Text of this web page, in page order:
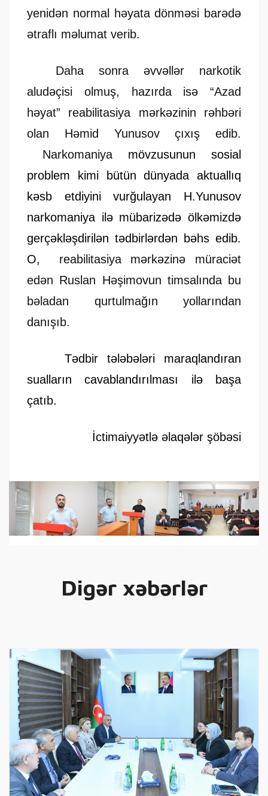
yenidən normal həyata dönməsi barədə
ətraflı məlumat verib.
Daha sonra əvvəllər narkotik
aludəçisi olmuş, hazırda isə “Azad
həyat” reabilitasiya mərkəzinin rəhbəri
olan Həmid Yunusov çıxış edib.
Narkomaniya mövzusunun sosial
problem kimi bütün dünyada aktuallıq
kəsb etdiyini vurğulayan H.Yunusov
narkomaniya ilə mübarizədə ölkəmizdə
gerçəkləşdirilən tədbirlərdən bəhs edib.
O,
reabilitasiya mərkəzinə müraciət
edən Ruslan Həşimovun timsalında bu
bəladan qurtulmağın yollarından
danışıb.
Tədbir tələbələri maraqlandıran
sualların cavablandırılması ilə başa
çatıb.
İctimaiyyətlə əlaqələr şöbəsi
Digər xəbərlər